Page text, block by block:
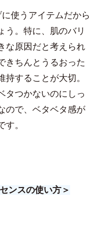
使うアイテムだから
う。特に、肌のバリ
な原因だと考えられ
きちんとうるおった
することが大切。
タつかないのにしっ
ので、ベタベタ感が
。
ンスの使い方＞